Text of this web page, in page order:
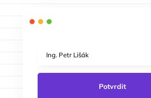
Ing. Petr Lišák
Potvrdit